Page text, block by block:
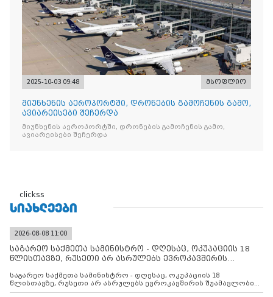
2025-10-03 09:48 მსოფლიო
მიუნხენის აეროპორტში, დრონების გამოჩენის გამო,
ავიარეისები შეჩერდა
მიუნხენის აეროპორტში, დრონების გამოჩენის გამო,
ავიარეისები შეჩერდა
clickss
ᲡᲘᲐᲮᲚᲔᲔᲑᲘ
2026-08-08 11:00
საგარეო საქმეთა სამინისტრო - დღესაც, ოკუპაციის 18
წლისთავზე, რუსეთი არ ასრულებს ევროკავშირის
საგარეო საქმეთა სამინისტრო - დღესაც, ოკუპაციის 18
წლისთავზე, რუსეთი არ ასრულებს ევროკავშირის შუამავლობით
დადებულ 2008 წლის 12 აგვისტოს ცეცხლის შეწყვეტის